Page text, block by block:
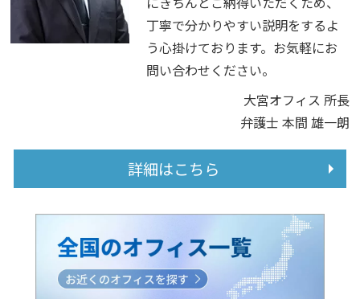
丁寧で分かりやすい説明をするよ
う心掛けております。お気軽にお
問い合わせください。
大宮オフィス 所長
弁護士 本間 雄一朗
詳細はこちら